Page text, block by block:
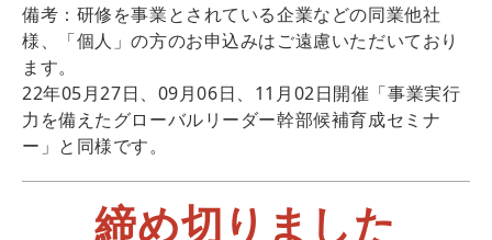
備考：研修を事業とされている企業などの同業他社
様、「個人」の方のお申込みはご遠慮いただいており
ます。
22年05月27日、09月06日、11月02日開催「事業実行
力を備えたグローバルリーダー幹部候補育成セミナ
ー」と同様です。
締め切りました